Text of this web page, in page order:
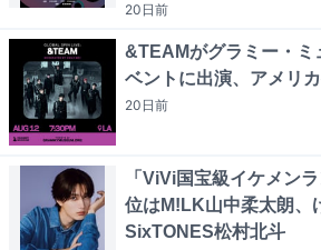
20日前
&TEAMがグラミー・ミ
ベントに出演、アメリ
20日前
「ViVi国宝級イケメン
位はM!LK山中柔太朗、
SixTONES松村北斗